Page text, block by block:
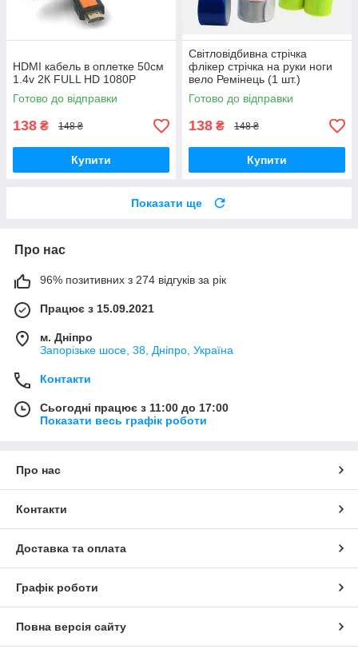
HDMI кабель в оплетке 50см
1.4v 2К FULL HD 1080P
Готово до відправки
138 ₴ 148 ₴
Купити
Світловідбивна стрічка
флікер стрічка на руки ноги
вело Ремінець (1 шт.)
Готово до відправки
138 ₴ 148 ₴
Купити
Показати ще
Про нас
96% позитивних з 274 відгуків за рік
Працює з 15.09.2021
м. Дніпро
Запорізьке шосе, 38, Дніпро, Україна
Контакти
Сьогодні працює з 11:00 до 17:00
Показати весь графік роботи
Про нас
Контакти
Доставка та оплата
Графік роботи
Повна версія сайту